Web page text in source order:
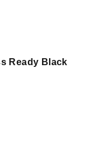
Ready Black